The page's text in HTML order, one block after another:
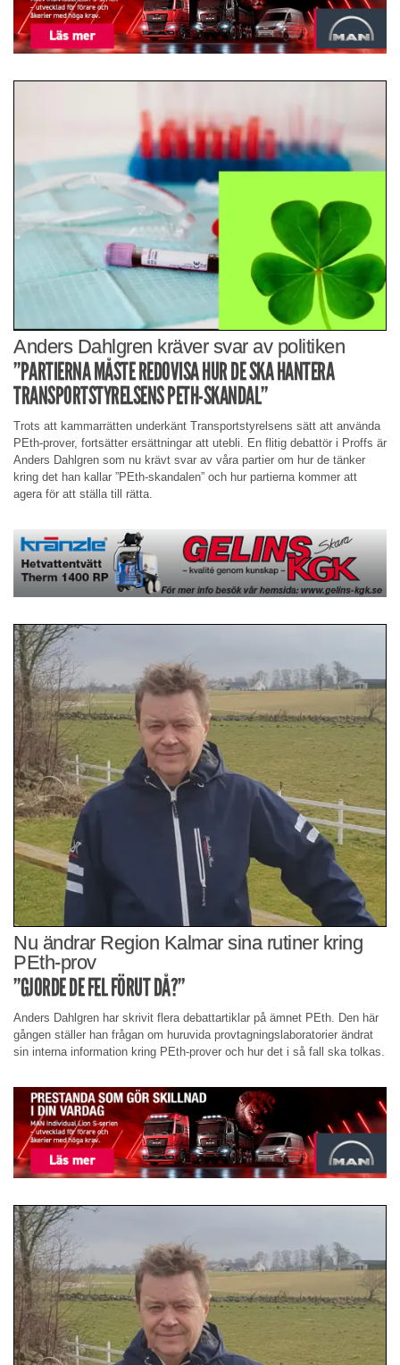
Anders Dahlgren kräver svar av politiken
”PARTIERNA MÅSTE REDOVISA HUR DE SKA HANTERA
TRANSPORTSTYRELSENS PETH-SKANDAL”
Trots att kammarrätten underkänt Transportstyrelsens sätt att använda
PEth-prover, fortsätter ersättningar att utebli. En flitig debattör i Proffs är
Anders Dahlgren som nu krävt svar av våra partier om hur de tänker
kring det han kallar ”PEth-skandalen” och hur partierna kommer att
agera för att ställa till rätta.
Nu ändrar Region Kalmar sina rutiner kring
PEth-prov
”GJORDE DE FEL FÖRUT DÅ?”
Anders Dahlgren har skrivit flera debattartiklar på ämnet PEth. Den här
gången ställer han frågan om huruvida provtagningslaboratorier ändrat
sin interna information kring PEth-prover och hur det i så fall ska tolkas.